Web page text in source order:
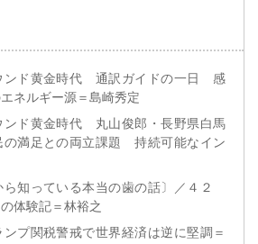
ンド黄金時代 通訳ガイドの一日 感
ネルギー源＝島崎秀定
ンド黄金時代 丸山俊郎・長野県白馬
満足との両立課題 持続可能なイン
ら知っている本当の歯の話〕／４２
体験記＝林裕之
ンプ関税警戒で世界経済は逆に堅調＝